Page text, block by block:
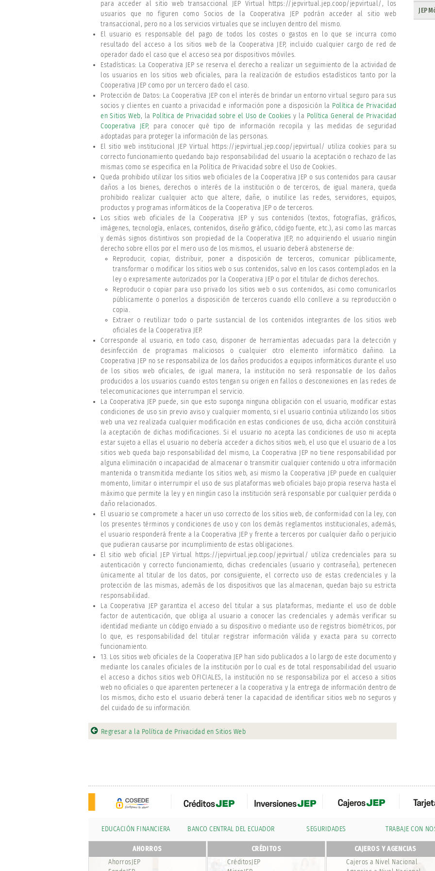
para acceder al sitio web transaccional JEP Virtual https://jepvirtual.jep.coop/jepvirtual/, los
usuarios que no figuren como Socios de la Cooperativa JEP podrán acceder al sitio web
transaccional, pero no a los servicios virtuales que se incluyen dentro del mismo.
El usuario es responsable del pago de todos los costes o gastos en lo que se incurra como
resultado del acceso a los sitios web de la Cooperativa JEP, incluido cualquier cargo de red de
operador dado el caso que el acceso sea por dispositivos móviles.
Estadísticas: La Cooperativa JEP se reserva el derecho a realizar un seguimiento de la actividad de
los usuarios en los sitios web oficiales, para la realización de estudios estadísticos tanto por la
Cooperativa JEP como por un tercero dado el caso.
Protección de Datos: La Cooperativa JEP con el interés de brindar un entorno virtual seguro para sus
socios y clientes en cuanto a privacidad e información pone a disposición la Política de Privacidad
en Sitios Web, la Política de Privacidad sobre el Uso de Cookies y la Política General de Privacidad
Cooperativa JEP, para conocer qué tipo de información recopila y las medidas de seguridad
adoptadas para proteger la información de las personas.
El sitio web institucional JEP Virtual https://jepvirtual.jep.coop/jepvirtual/ utiliza cookies para su
correcto funcionamiento quedando bajo responsabilidad del usuario la aceptación o rechazo de las
mismas como se especifica en la Política de Privacidad sobre el Uso de Cookies.
Queda prohibido utilizar los sitios web oficiales de la Cooperativa JEP o sus contenidos para causar
daños a los bienes, derechos o interés de la institución o de terceros, de igual manera, queda
prohibido realizar cualquier acto que altere, dañe, o inutilice las redes, servidores, equipos,
productos y programas informáticos de la Cooperativa JEP o de terceros.
Los sitios web oficiales de la Cooperativa JEP y sus contenidos (textos, fotografías, gráficos,
imágenes, tecnología, enlaces, contenidos, diseño gráfico, código fuente, etc.), asi como las marcas
y demás signos distintivos son propiedad de la Cooperativa JEP, no adquiriendo el usuario ningún
derecho sobre ellos por el mero uso de los mismos, el usuario deberá abstenerse de:
Reproducir, copiar, distribuir, poner a disposición de terceros, comunicar públicamente,
transformar o modificar los sitios web o sus contenidos, salvo en los casos contemplados en la
ley o expresamente autorizados por la Cooperativa JEP o por el titular de dichos derechos.
Reproducir o copiar para uso privado los sitios web o sus contenidos, asi como comunicarlos
públicamente o ponerlos a disposición de terceros cuando ello conlleve a su reproducción o
copia.
Extraer o reutilizar todo o parte sustancial de los contenidos integrantes de los sitios web
oficiales de la Cooperativa JEP.
Corresponde al usuario, en todo caso, disponer de herramientas adecuadas para la detección y
desinfección de programas maliciosos o cualquier otro elemento informático dañino. La
Cooperativa JEP no se responsabiliza de los daños producidos a equipos informáticos durante el uso
de los sitios web oficiales, de igual manera, la institución no será responsable de los daños
producidos a los usuarios cuando estos tengan su origen en fallos o desconexiones en las redes de
telecomunicaciones que interrumpan el servicio.
La Cooperativa JEP puede, sin que esto suponga ninguna obligación con el usuario, modificar estas
condiciones de uso sin previo aviso y cualquier momento, si el usuario continúa utilizando los sitios
web una vez realizada cualquier modificación en estas condiciones de uso, dicha acción constituirá
la aceptación de dichas modificaciones. Si el usuario no acepta las condiciones de uso ni acepta
estar sujeto a ellas el usuario no debería acceder a dichos sitios web, el uso que el usuario de a los
sitios web queda bajo responsabilidad del mismo, La Cooperativa JEP no tiene responsabilidad por
alguna eliminación o incapacidad de almacenar o transmitir cualquier contenido u otra información
mantenida o transmitida mediante los sitios web, asi mismo la Cooperativa JEP puede en cualquier
momento, limitar o interrumpir el uso de sus plataformas web oficiales bajo propia reserva hasta el
máximo que permite la ley y en ningún caso la institución será responsable por cualquier perdida o
daño relacionados.
El usuario se compromete a hacer un uso correcto de los sitios web, de conformidad con la ley, con
los presentes términos y condiciones de uso y con los demás reglamentos institucionales, además,
el usuario responderá frente a la Cooperativa JEP y frente a terceros por cualquier daño o perjuicio
que pudieran causarse por incumplimiento de estas obligaciones.
El sitio web oficial JEP Virtual https://jepvirtual.jep.coop/jepvirtual/ utiliza credenciales para su
autenticación y correcto funcionamiento, dichas credenciales (usuario y contraseña), pertenecen
únicamente al titular de los datos, por consiguiente, el correcto uso de estas credenciales y la
protección de las mismas, además de los dispositivos que las almacenan, quedan bajo su estricta
responsabilidad.
La Cooperativa JEP garantiza el acceso del titular a sus plataformas, mediante el uso de doble
factor de autenticación, que obliga al usuario a conocer las credenciales y además verificar su
identidad mediante un código enviado a su dispositivo o mediante uso de registros biométricos, por
lo que, es responsabilidad del titular registrar información válida y exacta para su correcto
funcionamiento.
13. Los sitios web oficiales de la Cooperativa JEP han sido publicados a lo largo de este documento y
mediante los canales oficiales de la institución por lo cual es de total responsabilidad del usuario
el acceso a dichos sitios web OFICIALES, la institución no se responsabiliza por el acceso a sitios
web no oficiales o que aparenten pertenecer a la cooperativa y la entrega de información dentro de
los mismos, dicho esto el usuario deberá tener la capacidad de identificar sitios web no seguros y
del cuidado de su información.
Regresar a la Política de Privacidad en Sitios Web
EDUCACIÓN FINANCIERA BANCO CENTRAL DEL ECUADOR SEGURIDADES TRABAJE CON
AHORROS
AhorrosJEP
CRÉDITOS
CréditosJEP
CAJEROS Y AGENCIAS
Cajeros a Nivel Nacional